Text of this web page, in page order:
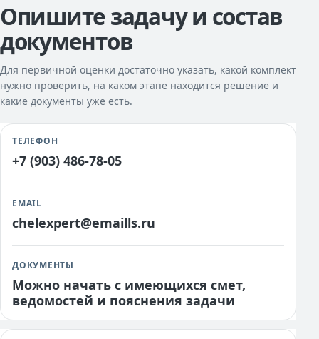
Опишите задачу и состав
документов
Для первичной оценки достаточно указать, какой комплект
нужно проверить, на каком этапе находится решение и
какие документы уже есть.
ТЕЛЕФОН
+7 (903) 486-78-05
EMAIL
chelexpert@emaills.ru
ДОКУМЕНТЫ
Можно начать с имеющихся смет,
ведомостей и пояснения задачи